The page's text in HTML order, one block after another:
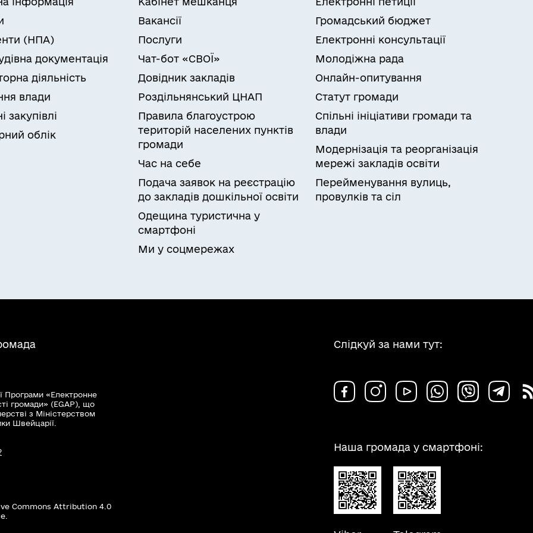
виплати за рахунок коштів накопичувальної системи пенсійного страхування;–
в Україні на законних підставах, мають право на отримання пенсійних
державного пенсійного страхування нарівні з громадянами України
Законом, якщо інше не передбачено міжнародними договорами, згода на
України.Якщо пенсіонером є неповнолітня або недієздатна особа, цивільна
(батьки, опікуни), піклувальники, представники закладу, який здійснює опіку
України;2. документи, що посвідчують особу та підтверджують її статус
умовах воєнного часу в Україні якщо уповноважені банки не можуть виплатити
на картку без відкриття рахунку в Ощадбанку. Пенсіонер, що звернувся до
фактичного місця проживання, отримає пенсію безпосередньо на картку без
в розмірах не менших, ніж були попереднього місяця.
результату
банківські установи або за місцем фактичного проживання
(НПА)
документація
діяльність
влади
закупівлі
облік
Вакансії
Послуги
Чат-бот «СВОЇ»
Довідник закладів
Роздільнянський ЦНАП
Правила благоустрою
територій населених пунктів
громади
Час на себе
Подача заявок на реєстрацію
до закладів дошкільної освіти
Одещина туристична у
смартфоні
Ми у соцмережах
Громадський бюджет
Електронні консультації
Молодіжна рада
Онлайн-опитування
Статут громади
Спільні ініціативи громади та
влади
Модернізація та реорганізація
мережі закладів освіти
Перейменування вулиць,
провулків та сіл
Програми «Електронне
громади» (EGAP), що
з Міністерством
Швейцарії.
Commons Attribution 4.0
Слідкуй за нами тут:
Наша громада у смартфоні: